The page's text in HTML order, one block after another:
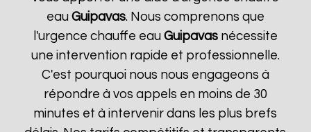
eau Guipavas. Nous comprenons que
l'urgence chauffe eau Guipavasnécessite
une intervention rapide et professionnelle.
C'est pourquoi nous nous engageons à
répondre à vos appels en moins de 30
minutes et à intervenir dans les plus brefs